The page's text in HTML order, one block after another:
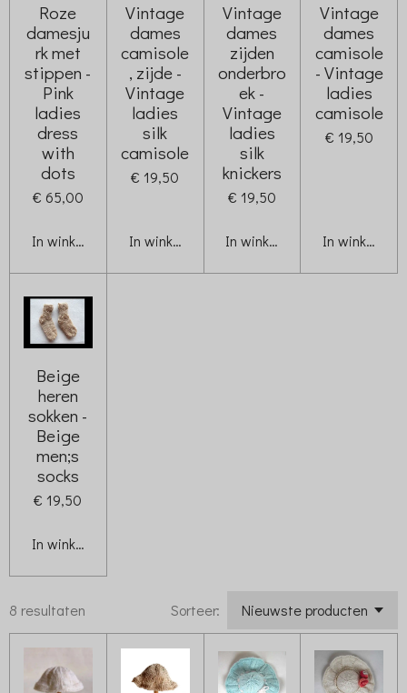
Roze
damesju
rk met
stippen -
Pink
ladies
dress
with
dots
€ 65,00
In winkelwagen
Vintage
dames
camisole
, zijde -
Vintage
ladies
silk
camisole
€ 19,50
In winkelwagen
Vintage
dames
zijden
onderbro
ek -
Vintage
ladies
silk
knickers
€ 19,50
In winkelwagen
Vintage
dames
camisole
- Vintage
ladies
camisole
€ 19,50
In
Beige
heren
sokken -
Beige
men;s
socks
€ 19,50
In winkelwagen
8 resultaten Sorteer: